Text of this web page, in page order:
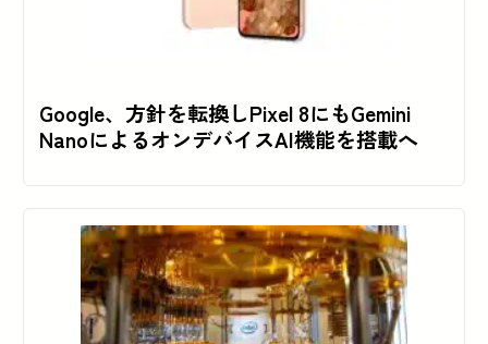
Google、方針を転換しPixel 8にもGemini
NanoによるオンデバイスAI機能を搭載へ